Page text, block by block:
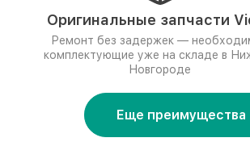
Оригинальные запчасти
Ремонт без задержек —
комплектующие уже на складе в
Новгороде
Еще преимущества